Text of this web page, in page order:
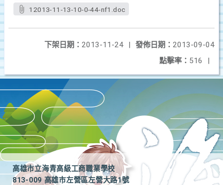
12013-11-13-10-0-44-nf1.doc
發佈日期： 2013-09-04
下架日期： 2013-11-24
|
點擊率： 516 |
高雄市立海青高級工商職業學校
813-009 高雄市左營區左營大路1號